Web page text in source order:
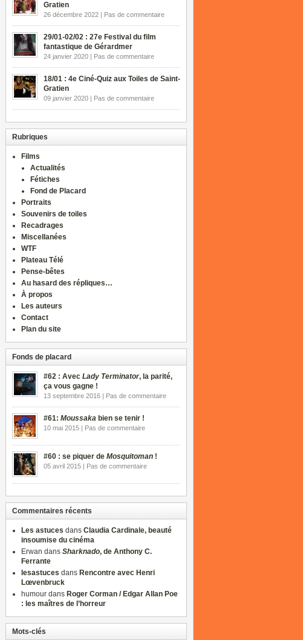
Gratien
26 décembre 2022 | Pas de commentaire
29/01-02/02 : 27e Festival du film
fantastique de Gérardmer
24 janvier 2020 | Pas de commentaire
18/01 : 4e Ciné-Quiz aux Toiles de Saint-
Gratien
09 janvier 2020 | Pas de commentaire
Rubriques
Films
Actualités
Fétiches
Fond de Placard
Portraits
Souvenirs de toiles
Recadrages
Miscellanées
WTF
Plateau Télé
Pense-bêtes
Au hasard des répliques…
À propos
Les auteurs
Contact
Plan du site
Fonds de placard
#62 : Avec Lady Terminator, la parité,
ça vous gagne !
13 septembre 2016 | Pas de commentaire
#61: Moussaka bien se tenir !
10 mai 2015 | Pas de commentaire
#60 : se piquer de Mosquitoman !
05 avril 2015 | Pas de commentaire
Commentaires récents
Les astuces dans Claudia Cardinale, beauté
insoumise du cinéma
Erwan dans Sharknado, de Anthony C.
Ferrante
lesastuces dans Rencontre avec Henri
Lœvenbruck
humour dans Roger Corman / Edgar Allan Poe
: les maîtres de l’horreur
Mots-clés